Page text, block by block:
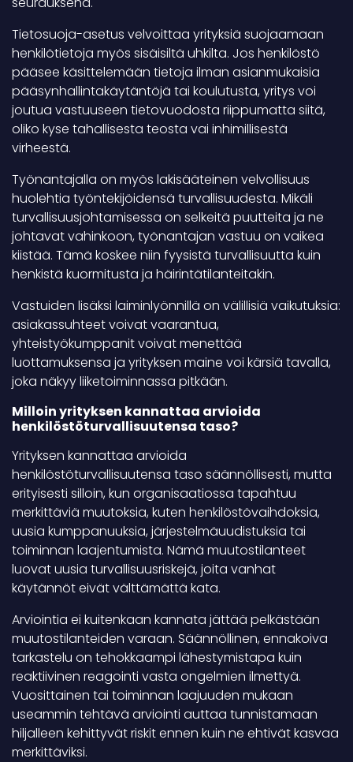
Tietosuoja-asetus velvoittaa yrityksiä suojaamaan
henkilötietoja myös sisäisiltä uhkilta. Jos henkilöstö
pääsee käsittelemään tietoja ilman asianmukaisia
pääsynhallintakäytäntöjä tai koulutusta, yritys voi
joutua vastuuseen tietovuodosta riippumatta siitä,
oliko kyse tahallisesta teosta vai inhimillisestä
virheestä.
Työnantajalla on myös lakisääteinen velvollisuus
huolehtia työntekijöidensä turvallisuudesta. Mikäli
turvallisuusjohtamisessa on selkeitä puutteita ja ne
johtavat vahinkoon, työnantajan vastuu on vaikea
kiistää. Tämä koskee niin fyysistä turvallisuutta kuin
henkistä kuormitusta ja häirintätilanteitakin.
Vastuiden lisäksi laiminlyönnillä on välillisiä vaikutuksia:
asiakassuhteet voivat vaarantua,
yhteistyökumppanit voivat menettää
luottamuksensa ja yrityksen maine voi kärsiä tavalla,
joka näkyy liiketoiminnassa pitkään.
Milloin yrityksen kannattaa arvioida
henkilöstöturvallisuutensa taso?
Yrityksen kannattaa arvioida
henkilöstöturvallisuutensa taso säännöllisesti, mutta
erityisesti silloin, kun organisaatiossa tapahtuu
merkittäviä muutoksia, kuten henkilöstövaihdoksia,
uusia kumppanuuksia, järjestelmäuudistuksia tai
toiminnan laajentumista. Nämä muutostilanteet
luovat uusia turvallisuusriskejä, joita vanhat
käytännöt eivät välttämättä kata.
Arviointia ei kuitenkaan kannata jättää pelkästään
muutostilanteiden varaan. Säännöllinen, ennakoiva
tarkastelu on tehokkaampi lähestymistapa kuin
reaktiivinen reagointi vasta ongelmien ilmettyä.
Vuosittainen tai toiminnan laajuuden mukaan
useammin tehtävä arviointi auttaa tunnistamaan
hiljalleen kehittyvät riskit ennen kuin ne ehtivät kasvaa
merkittäviksi.